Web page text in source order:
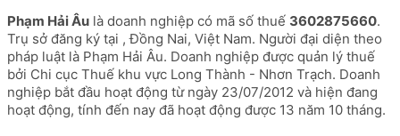
đại
diện
hoặc
mã
số
thuế
Phạm Hải Âu là doanh nghiệp có mã số thuế 3602875660.
Trụ sở đăng ký tại , Đồng Nai, Việt Nam. Người đại diện theo
pháp luật là Phạm Hải Âu. Doanh nghiệp được quản lý thuế
bởi Chi cục Thuế khu vực Long Thành - Nhơn Trạch. Doanh
nghiệp bắt đầu hoạt động từ ngày 23/07/2012 và hiện đang
hoạt động, tính đến nay đã hoạt động được 13 năm 10 tháng.